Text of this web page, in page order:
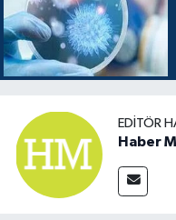
EDITÖR
Haber